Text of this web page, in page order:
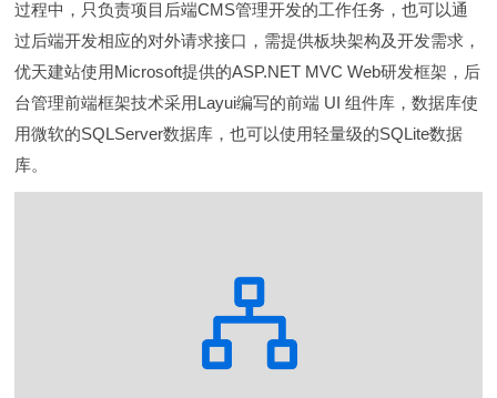
过程中，只负责项目后端CMS管理开发的工作任务，也可以通
过后端开发相应的对外请求接口，需提供板块架构及开发需求，
优天建站使用Microsoft提供的ASP.NET MVC Web研发框架，后
台管理前端框架技术采用Layui编写的前端 UI 组件库，数据库使
用微软的SQLServer数据库，也可以使用轻量级的SQLite数据
库。